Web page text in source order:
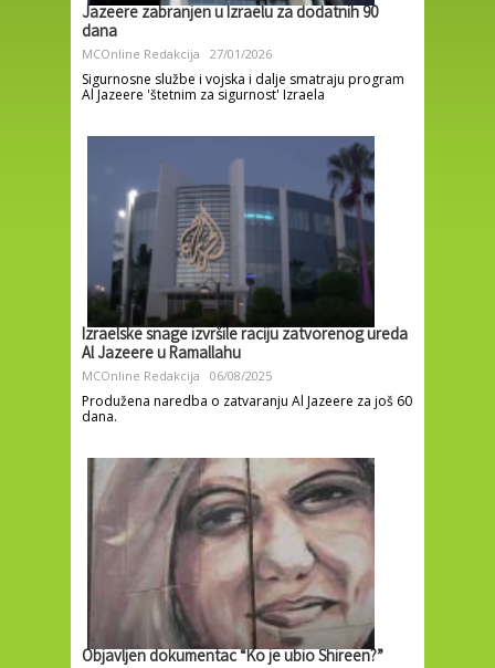
Jazeere zabranjen u Izraelu za dodatnih 90
dana
MCOnline Redakcija 27/01/2026
Sigurnosne službe i vojska i dalje smatraju program
Al Jazeere 'štetnim za sigurnost' Izraela
Izraelske snage izvršile raciju zatvorenog ureda
Al Jazeere u Ramallahu
MCOnline Redakcija 06/08/2025
Produžena naredba o zatvaranju Al Jazeere za još 60
dana.
Objavljen dokumentac “Ko je ubio Shireen?”